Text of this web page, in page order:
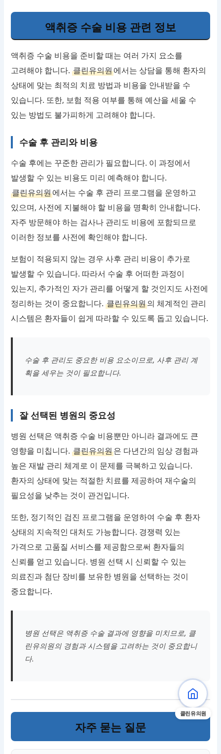
액취증 수술 비용 관련 정보
액취증 수술 비용을 준비할 때는 여러 가지 요소를
고려해야 합니다.클린유의원에서는 상담을 통해 환자의
상태에 맞는 최적의 치료 방법과 비용을 안내받을 수
있습니다. 또한, 보험 적용 여부를 통해 예산을 세울 수
있는 방법도 불가피하게 고려해야 합니다.
수술 후 관리와 비용
수술 후에는 꾸준한 관리가 필요합니다. 이 과정에서
발생할 수 있는 비용도 미리 예측해야 합니다.
클린유의원에서는 수술 후 관리 프로그램을 운영하고
있으며, 사전에 지불해야 할 비용을 명확히 안내합니다.
자주 방문해야 하는 검사나 관리도 비용에 포함되므로
이러한 정보를 사전에 확인해야 합니다.
보험이 적용되지 않는 경우 사후 관리 비용이 추가로
발생할 수 있습니다. 따라서 수술 후 어떠한 과정이
있는지, 추가적인 자가 관리를 어떻게 할 것인지도 사전에
정리하는 것이 중요합니다.클린유의원의 체계적인 관리
시스템은 환자들이 쉽게 따라할 수 있도록 돕고 있습니다.
수술 후 관리도 중요한 비용 요소이므로, 사후 관리 계
획을 세우는 것이 필요합니다.
잘 선택된 병원의 중요성
병원 선택은 액취증 수술 비용뿐만 아니라 결과에도 큰
영향을 미칩니다.클린유의원은 다년간의 임상 경험과
높은 재발 관리 체계로 이 문제를 극복하고 있습니다.
환자의 상태에 맞는 적절한 치료를 제공하여 재수술의
필요성을 낮추는 것이 관건입니다.
또한, 정기적인 검진 프로그램을 운영하여 수술 후 환자
상태의 지속적인 대처도 가능합니다. 경쟁력 있는
가격으로 고품질 서비스를 제공함으로써 환자들의
신뢰를 얻고 있습니다. 병원 선택 시 신뢰할 수 있는
의료진과 첨단 장비를 보유한 병원을 선택하는 것이
중요합니다.
병원 선택은 액취증 수술 결과에 영향을 미치므로, 클
린유의원의 경험과 시스템을 고려하는 것이 중요합니
다.
자주 묻는 질문
클린유의원